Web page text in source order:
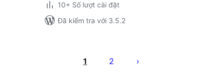
10+ Số lượt cài đặt
Đã kiểm tra với 3.5.2
1 2